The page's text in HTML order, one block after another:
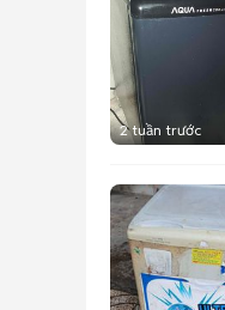
2 tuần trước